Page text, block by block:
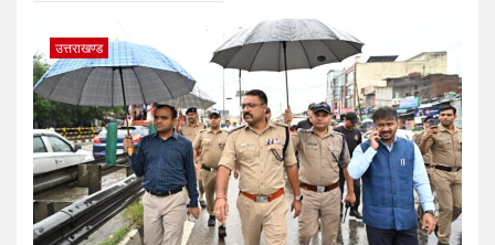
उत्तराखण्ड